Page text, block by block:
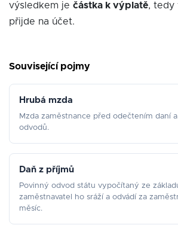
výsledkem je částka k výplatě, tedy
přijde na účet.
Související pojmy
Hrubá mzda
Mzda zaměstnance před odečtením daní
odvodů.
Daň z příjmů
Povinný odvod státu vypočítaný ze
zaměstnavatel ho sráží a odvádí za
měsíc.